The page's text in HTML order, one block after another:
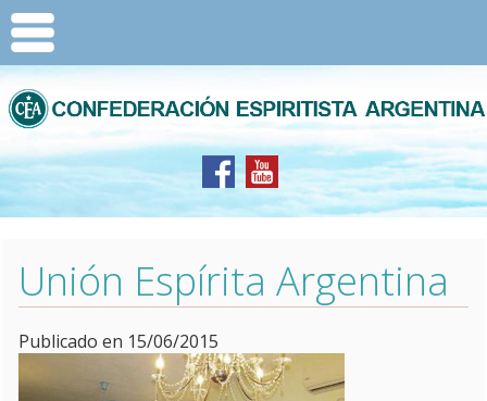
Unión Espírita Argentina
Publicado en 15/06/2015